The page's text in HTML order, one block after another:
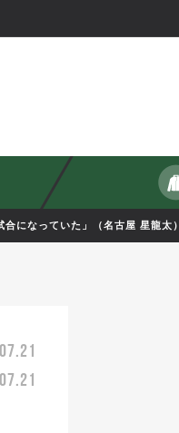
になっていた」（名古屋 星龍太）